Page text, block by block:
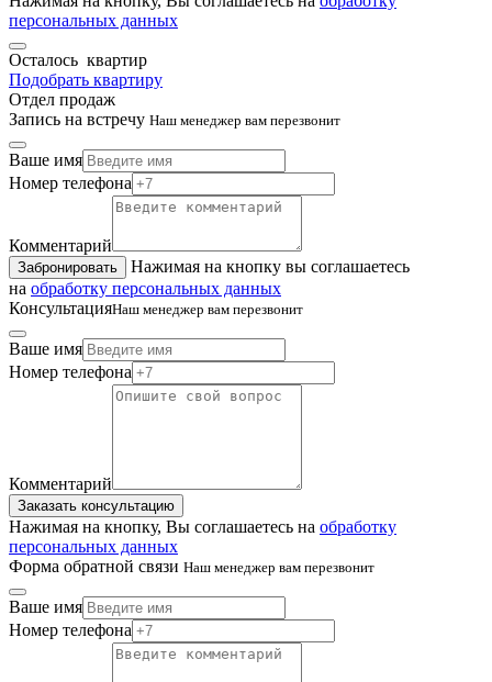
персональных данных
Осталось квартир
Подобрать квартиру
Отдел продаж
Запись на встречу Наш менеджер вам перезвонит
Ваше имя
Номер телефона
Комментарий
Забронировать
Нажимая на кнопку вы соглашаетесь
на обработку персональных данных
КонсультацияНаш менеджер вам перезвонит
Ваше имя
Номер телефона
Комментарий
Заказать консультацию
Нажимая на кнопку, Вы соглашаетесь на обработку
персональных данных
Форма обратной связи Наш менеджер вам перезвонит
Ваше имя
Номер телефона